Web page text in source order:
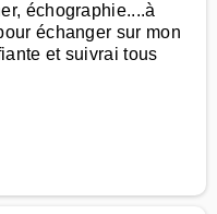
échographie....à
échanger sur mon
et suivrai tous